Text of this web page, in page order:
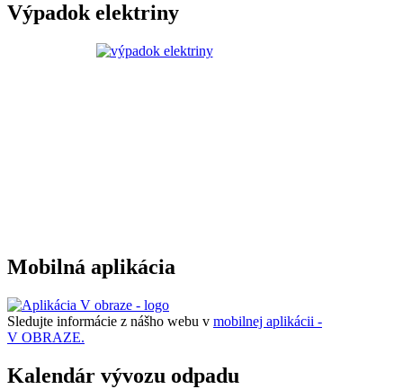
Výpadok elektriny
Mobilná aplikácia
Sledujte informácie z nášho webu v mobilnej aplikácii -
V OBRAZE.
Kalendár vývozu odpadu